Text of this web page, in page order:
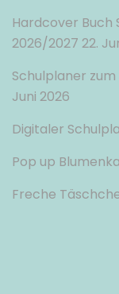
Hardcover
2026/2027 22.
Schulplaner
Juni 2026
Digitaler
Pop up
Freche